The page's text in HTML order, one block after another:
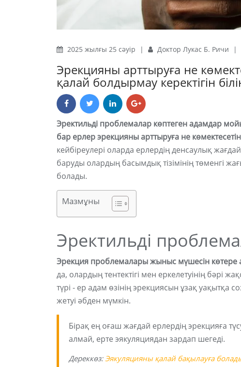
2025 жылғы 25 сәуір | Доктор Лукас Б. Ричи |
Эрекцияны арттыруға не
қалай болдырмау керектігін
Эректильді проблемалар көптеген адамдар
бар ерлер эрекцияны арттыруға не
кейбіреулері оларда ерлердің денсаулық
баруды олардың басымдық тізімінің төменгі
болады.
Мазмұны
Эректильді
Эрекция проблемалары жыныс мүшесін көтере
да, олардың тентектігі мен еркелетуінің бәрі
түрі - ер адам өзінің эрекциясын ұзақ уақытқа
жетуі әбден мүмкін.
Бірақ ең оғаш жағдай ерлердің эрекцияға
алмай, ерте эякуляциядан зардап шегеді.
Дереккөз:Эякуляцияны қалай бақылауға